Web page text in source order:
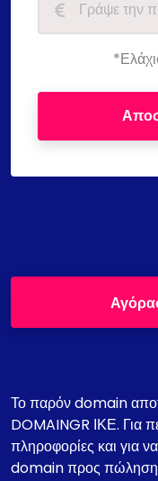
Το παρόν domain
DOMAINGR ΙΚΕ. Για
πληροφορίες και για
domain προς πώληση